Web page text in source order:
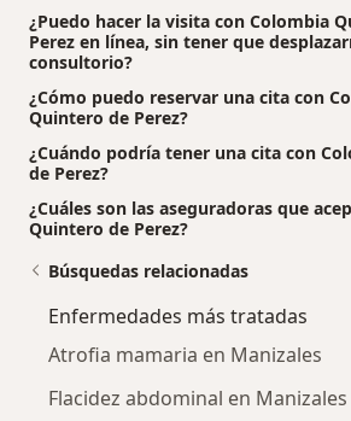
¿Puedo hacer la visita con Colombia
Perez en línea, sin tener que
consultorio?
¿Cómo puedo reservar una cita con
Quintero de Perez?
¿Cuándo podría tener una cita con
de Perez?
¿Cuáles son las aseguradoras que
Quintero de Perez?
Búsquedas relacionadas
Enfermedades más tratadas
Atrofia mamaria en Manizales
Flacidez abdominal en Manizales